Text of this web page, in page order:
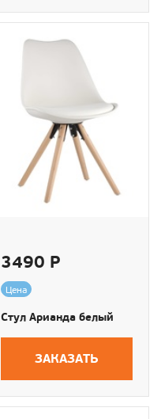
3490 Р
Цена
Стул Арианда белый
ЗАКАЗАТЬ